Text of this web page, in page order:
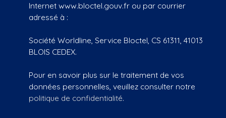
Internet www.bloctel.gouv.fr ou par courrier
adressé à :
Société Worldline, Service Bloctel, CS 61311, 41013
BLOIS CEDEX.
Pour en savoir plus sur le traitement de vos
données personnelles, veuillez consulter notre
politique de confidentialité.